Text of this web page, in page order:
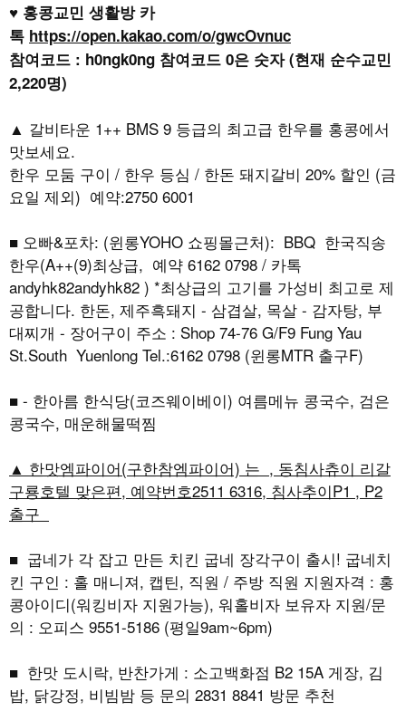
♥ 홍콩교민 생활방 카
톡 https://open.kakao.com/o/gwcOvnuc
참여코드 : h0ngk0ng 참여코드 0은 숫자 (현재 순수교민
2,220명)
▲ 갈비타운 1++ BMS 9 등급의 최고급 한우를 홍콩에서
맛보세요.
한우 모둠 구이 / 한우 등심 / 한돈 돼지갈비 20% 할인 (금
요일 제외) 예약:2750 6001
■ 오빠&포차: (윈롱YOHO 쇼핑몰근처): BBQ 한국직송
한우(A++(9)최상급, 예약 6162 0798 / 카톡
andyhk82andyhk82 ) *최상급의 고기를 가성비 최고로 제
공합니다. 한돈, 제주흑돼지 - 삼겹살, 목살 - 감자탕, 부
대찌개 - 장어구이 주소 : Shop 74-76 G/F9 Fung Yau
St.South Yuenlong Tel.:6162 0798 (윈롱MTR 출구F)
■ - 한아름 한식당(코즈웨이베이) 여름메뉴 콩국수, 검은
콩국수, 매운해물떡찜
▲ 한맛엠파이어(구한참엠파이어) 는 , 동침사츄이 리갈
구룡호텔 맞은편, 예약번호2511 6316, 침사추이P1 , P2
출구
■ 굽네가 각 잡고 만든 치킨 굽네 장각구이 출시! 굽네치
킨 구인 : 홀 매니져, 캡틴, 직원 / 주방 직원 지원자격 : 홍
콩아이디(워킹비자 지원가능), 워홀비자 보유자 지원/문
의 : 오피스 9551-5186 (평일9am~6pm)
■ 한맛 도시락, 반찬가게 : 소고백화점 B2 15A 게장, 김
밥, 닭강정, 비빔밤 등 문의 2831 8841 방문 추천